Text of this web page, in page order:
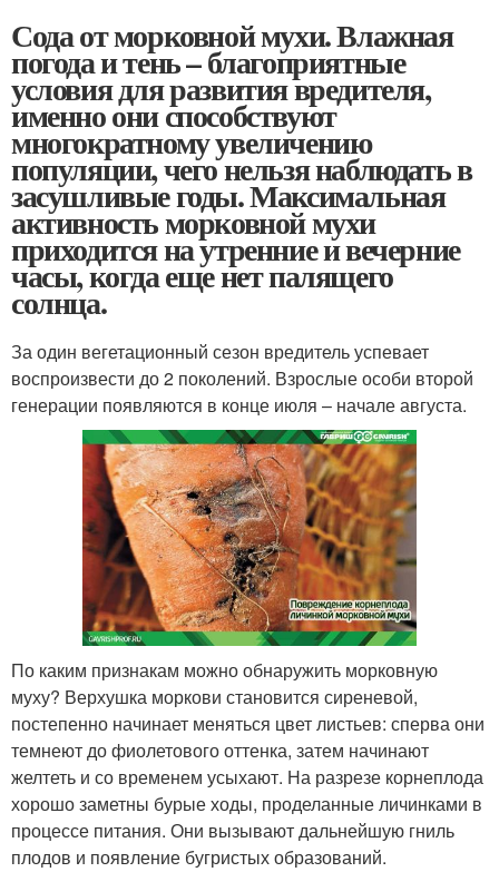
Сода от морковной мухи. Влажная
погода и тень – благоприятные
условия для развития вредителя,
именно они способствуют
многократному увеличению
популяции, чего нельзя наблюдать в
засушливые годы. Максимальная
активность морковной мухи
приходится на утренние и вечерние
часы, когда еще нет палящего
солнца.
За один вегетационный сезон вредитель успевает
воспроизвести до 2 поколений. Взрослые особи второй
генерации появляются в конце июля – начале августа.
По каким признакам можно обнаружить морковную
муху? Верхушка моркови становится сиреневой,
постепенно начинает меняться цвет листьев: сперва они
темнеют до фиолетового оттенка, затем начинают
желтеть и со временем усыхают. На разрезе корнеплода
хорошо заметны бурые ходы, проделанные личинками в
процессе питания. Они вызывают дальнейшую гниль
плодов и появление бугристых образований.